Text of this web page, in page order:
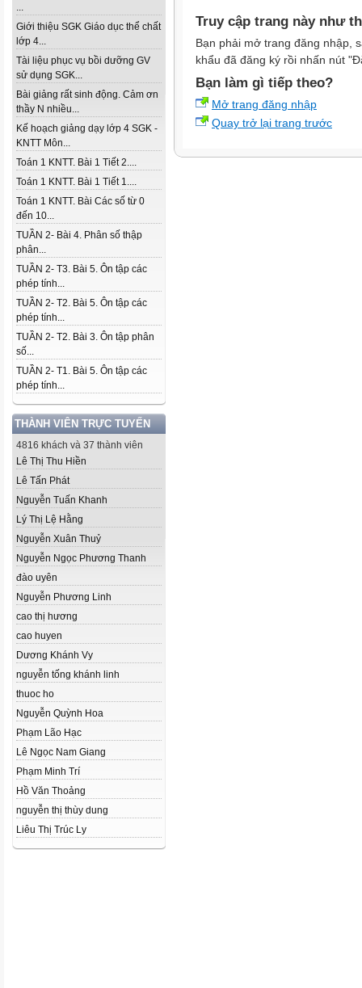
...
Giới thiệu SGK Giáo dục thể chất
lớp 4...
Tài liệu phục vụ bồi dưỡng GV
sử dụng SGK...
Bài giảng rất sinh động. Cảm ơn
thầy N nhiều...
Kế hoạch giảng dạy lớp 4 SGK -
KNTT Môn...
Toán 1 KNTT. Bài 1 Tiết 2....
Toán 1 KNTT. Bài 1 Tiết 1....
Toán 1 KNTT. Bài Các số từ 0
đến 10...
TUẦN 2- Bài 4. Phân số thập
phân...
TUẦN 2- T3. Bài 5. Ôn tập các
phép tính...
TUẦN 2- T2. Bài 5. Ôn tập các
phép tính...
TUẦN 2- T2. Bài 3. Ôn tập phân
số...
TUẦN 2- T1. Bài 5. Ôn tập các
phép tính...
THÀNH VIÊN TRỰC TUYẾN
4816 khách và 37 thành viên
Lê Thị Thu Hiền
Lê Tấn Phát
Nguyễn Tuấn Khanh
Lý Thị Lệ Hằng
Nguyễn Xuân Thuỷ
Nguyễn Ngọc Phương Thanh
đào uyên
Nguyễn Phương Linh
cao thị hương
cao huyen
Dương Khánh Vy
nguyễn tống khánh linh
thuoc ho
Nguyễn Quỳnh Hoa
Phạm Lão Hạc
Lê Ngọc Nam Giang
Phạm Minh Trí
Hồ Văn Thoảng
nguyễn thị thùy dung
Liêu Thị Trúc Ly
Truy cập trang này như
Bạn phải mở trang đăng nhập,
khẩu đã đăng ký rồi nhấn nút
Bạn làm gì tiếp theo?
Mở trang đăng nhập
Quay trở lại trang trước